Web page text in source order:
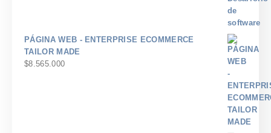
PÁGINA WEB - ENTERPRISE ECOMMERCE
TAILOR MADE
$8.565.000